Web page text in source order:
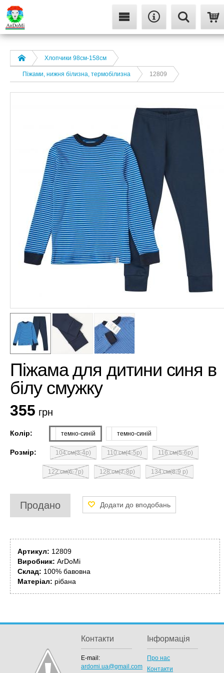
Хлопчики 98см-158см
Піжами, нижня білизна, термобілизна 12809
Піжама для дитини синя в
білу смужку
355 грн
Колір: темно-синій темно-синій
Розмір: 104 см(3-4р) 110 см(4-5р) 116 см(5-6р)
122 см(6-7р) 128 см(7-8р) 134 см(8-9 р)
Продано
Артикул: 12809
Виробник: ArDoMi
Склад: 100% бавовна
Матеріал: рібана
Контакти
E-mail:
ardomi.ua@gmail.com
Інформація
Про нас
Контакти